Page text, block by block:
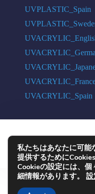
UVPLASTIC_Spain
UVACRYLIC_Spain
COPYRIGHT © 2004 - 2026
LTD.
私たちはあなたに可能
提供するために
Cookieの設定には、
細情報があります。